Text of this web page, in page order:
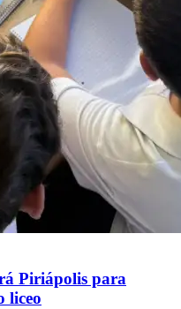
Piriápolis para
liceo